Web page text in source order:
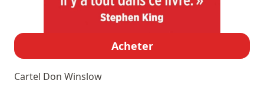
Acheter
Cartel Don Winslow